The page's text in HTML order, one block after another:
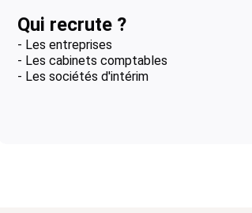
Qui recrute ?
- Les entreprises
- Les cabinets comptables
- Les sociétés d'intérim